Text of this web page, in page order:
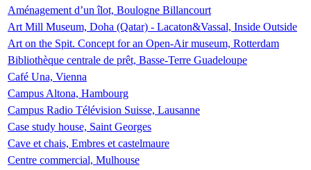
Aménagement d’un îlot, Boulogne Billancourt
Art Mill Museum, Doha (Qatar) - Lacaton&Vassal, Inside Outside
Art on the Spit. Concept for an Open-Air museum, Rotterdam
Bibliothèque centrale de prêt, Basse-Terre Guadeloupe
Café Una, Vienna
Campus Altona, Hambourg
Campus Radio Télévision Suisse, Lausanne
Case study house, Saint Georges
Cave et chais, Embres et castelmaure
Centre commercial, Mulhouse